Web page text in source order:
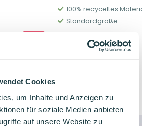
Cookies
um Inhalte und Anzeigen zu
für soziale Medien anbieten
auf unsere Website zu
100% recyceltes
Standardgröße